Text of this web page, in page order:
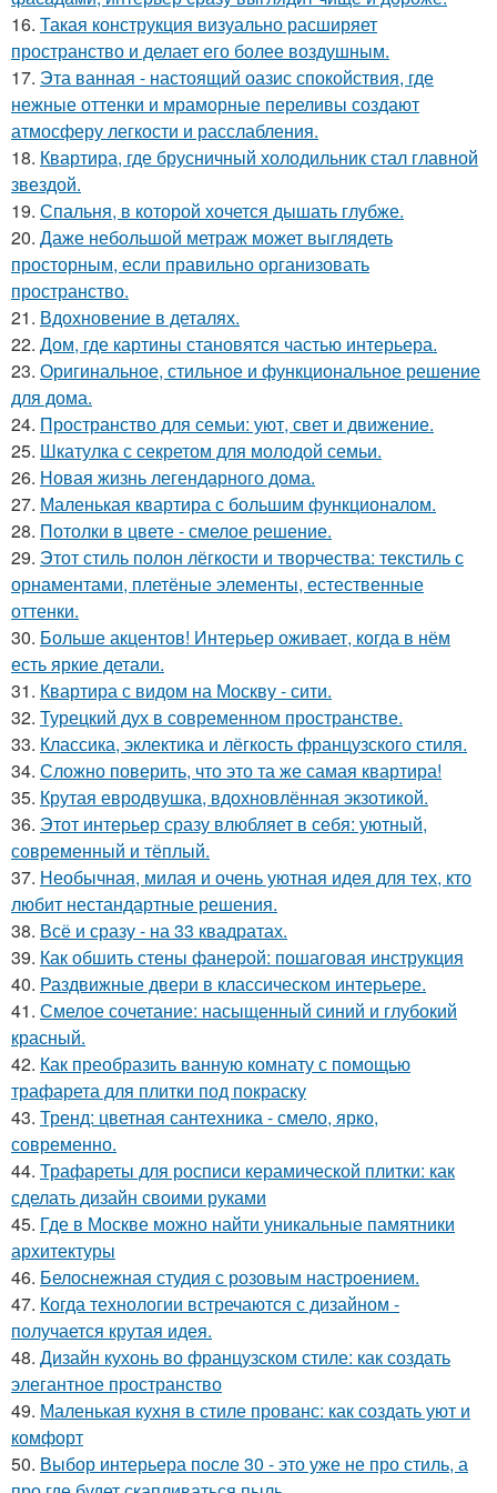
16. Такая конструкция визуально расширяет
пространство и делает его более воздушным.
17. Эта ванная - настоящий оазис спокойствия, где
нежные оттенки и мраморные переливы создают
атмосферу легкости и расслабления.
18. Квартира, где брусничный холодильник стал главной
звездой.
19. Спальня, в которой хочется дышать глубже.
20. Даже небольшой метраж может выглядеть
просторным, если правильно организовать
пространство.
21. Вдохновение в деталях.
22. Дом, где картины становятся частью интерьера.
23. Оригинальное, стильное и функциональное решение
для дома.
24. Пространство для семьи: уют, свет и движение.
25. Шкатулка с секретом для молодой семьи.
26. Новая жизнь легендарного дома.
27. Маленькая квартира с большим функционалом.
28. Потолки в цвете - смелое решение.
29. Этот стиль полон лёгкости и творчества: текстиль с
орнаментами, плетёные элементы, естественные
оттенки.
30. Больше акцентов! Интерьер оживает, когда в нём
есть яркие детали.
31. Квартира с видом на Москву - сити.
32. Турецкий дух в современном пространстве.
33. Классика, эклектика и лёгкость французского стиля.
34. Сложно поверить, что это та же самая квартира!
35. Крутая евродвушка, вдохновлённая экзотикой.
36. Этот интерьер сразу влюбляет в себя: уютный,
современный и тёплый.
37. Необычная, милая и очень уютная идея для тех, кто
любит нестандартные решения.
38. Всё и сразу - на 33 квадратах.
39. Как обшить стены фанерой: пошаговая инструкция
40. Раздвижные двери в классическом интерьере.
41. Смелое сочетание: насыщенный синий и глубокий
красный.
42. Как преобразить ванную комнату с помощью
трафарета для плитки под покраску
43. Тренд: цветная сантехника - смело, ярко,
современно.
44. Трафареты для росписи керамической плитки: как
сделать дизайн своими руками
45. Где в Москве можно найти уникальные памятники
архитектуры
46. Белоснежная студия с розовым настроением.
47. Когда технологии встречаются с дизайном -
получается крутая идея.
48. Дизайн кухонь во французском стиле: как создать
элегантное пространство
49. Маленькая кухня в стиле прованс: как создать уют и
комфорт
50. Выбор интерьера после 30 - это уже не про стиль, а